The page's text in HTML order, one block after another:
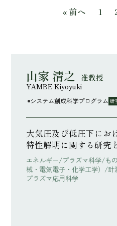
« 前へ 1
山家 清之 准教授
YAMBE Kiyoyuki
システム創成科学プログラム 研
大気圧及び低圧下にお
特性解明に関する研究
エネルギー/プラズマ科学/も
械・電気電子・化学工学）/
プラズマ応用科学